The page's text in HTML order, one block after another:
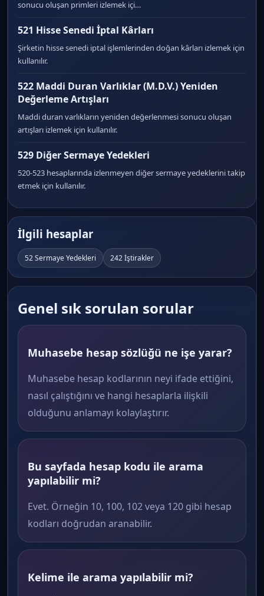
sonucu oluşan primleri izlemek içi…
521 Hisse Senedi İptal Kârları
Şirketin hisse senedi iptal işlemlerinden doğan kârları izlemek için
kullanılır.
522 Maddi Duran Varlıklar (M.D.V.) Yeniden
Değerleme Artışları
Maddi duran varlıkların yeniden değerlenmesi sonucu oluşan
artışları izlemek için kullanılır.
529 Diğer Sermaye Yedekleri
520-523 hesaplarında izlenmeyen diğer sermaye yedeklerini takip
etmek için kullanılır.
İlgili hesaplar
52 Sermaye Yedekleri 242 İştirakler
Genel sık sorulan sorular
Muhasebe hesap sözlüğü ne işe yarar?
Muhasebe hesap kodlarının neyi ifade ettiğini,
nasıl çalıştığını ve hangi hesaplarla ilişkili
olduğunu anlamayı kolaylaştırır.
Bu sayfada hesap kodu ile arama
yapılabilir mi?
Evet. Örneğin 10, 100, 102 veya 120 gibi hesap
kodları doğrudan aranabilir.
Kelime ile arama yapılabilir mi?